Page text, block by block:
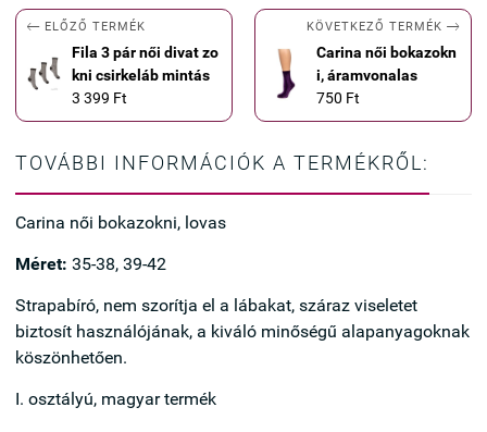
 ELŐZŐ TERMÉK
Fila 3 pár női divat zo
kni csirkeláb mintás
3 399 Ft
KÖVETKEZŐ TERMÉK 
Carina női bokazokn
i, áramvonalas
750 Ft
TOVÁBBI INFORMÁCIÓK A TERMÉKRŐL:
Carina női bokazokni, lovas
Méret: 35-38, 39-42
Strapabíró, nem szorítja el a lábakat, száraz viseletet
biztosít használójának, a kiváló minőségű alapanyagoknak
köszönhetően.
I. osztályú, magyar termék